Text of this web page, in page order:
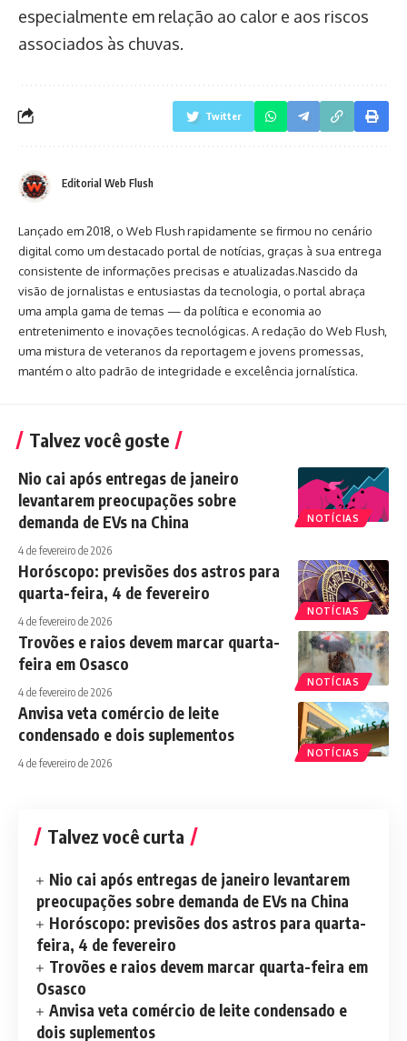
especialmente em relação ao calor e aos riscos
associados às chuvas.
Twitter
Editorial Web Flush
Lançado em 2018, o Web Flush rapidamente se firmou no cenário
digital como um destacado portal de notícias, graças à sua entrega
consistente de informações precisas e atualizadas.Nascido da
visão de jornalistas e entusiastas da tecnologia, o portal abraça
uma ampla gama de temas — da política e economia ao
entretenimento e inovações tecnológicas. A redação do Web Flush,
uma mistura de veteranos da reportagem e jovens promessas,
mantém o alto padrão de integridade e excelência jornalística.
Talvez você goste
NOTÍCIAS
Nio cai após entregas de janeiro
levantarem preocupações sobre
demanda de EVs na China
4 de fevereiro de 2026
NOTÍCIAS
Horóscopo: previsões dos astros para
quarta-feira, 4 de fevereiro
4 de fevereiro de 2026
NOTÍCIAS
Trovões e raios devem marcar quarta-
feira em Osasco
4 de fevereiro de 2026
NOTÍCIAS
Anvisa veta comércio de leite
condensado e dois suplementos
4 de fevereiro de 2026
Talvez você curta
Nio cai após entregas de janeiro levantarem
preocupações sobre demanda de EVs na China
Horóscopo: previsões dos astros para quarta-
feira, 4 de fevereiro
Trovões e raios devem marcar quarta-feira em
Osasco
Anvisa veta comércio de leite condensado e
dois suplementos